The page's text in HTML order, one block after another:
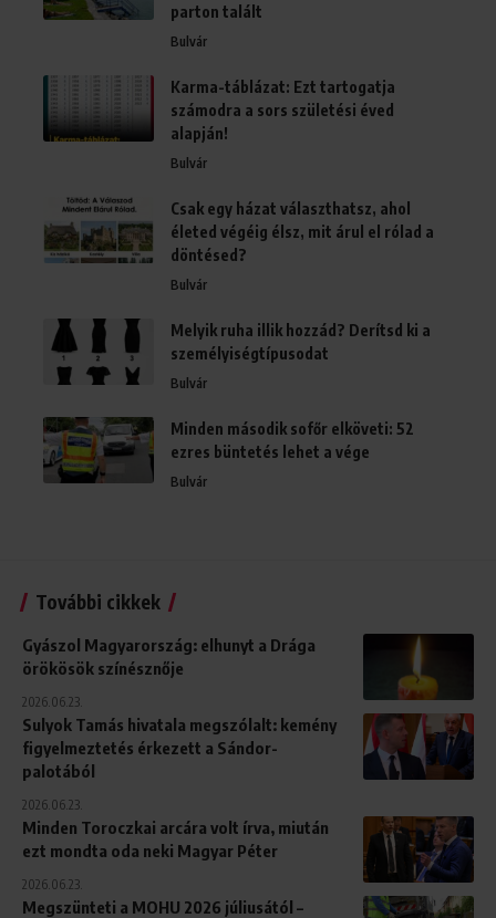
parton talált
Bulvár
Karma-táblázat: Ezt tartogatja
számodra a sors születési éved
alapján!
Bulvár
Csak egy házat választhatsz, ahol
életed végéig élsz, mit árul el rólad a
döntésed?
Bulvár
Melyik ruha illik hozzád? Derítsd ki a
személyiségtípusodat
Bulvár
Minden második sofőr elköveti: 52
ezres büntetés lehet a vége
Bulvár
További cikkek
Gyászol Magyarország: elhunyt a Drága
örökösök színésznője
2026.06.23.
Sulyok Tamás hivatala megszólalt: kemény
figyelmeztetés érkezett a Sándor-
palotából
2026.06.23.
Minden Toroczkai arcára volt írva, miután
ezt mondta oda neki Magyar Péter
2026.06.23.
Megszünteti a MOHU 2026 júliusától –